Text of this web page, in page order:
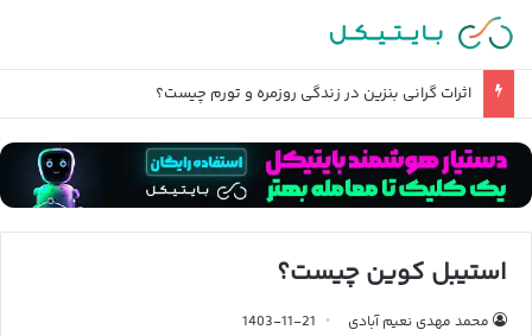
اثرات گرانی بنزین در زندگی روزمره و تورم چیست؟
استیبل کوین چیست؟
محمد مهدی نعیم آبادی
1403-11-21